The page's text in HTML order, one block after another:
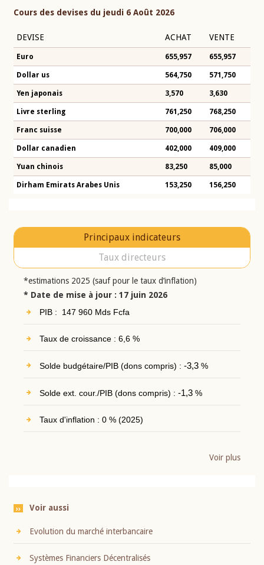
Cours des devises du jeudi 6 Août 2026
DEVISE ACHAT VENTE
Euro 655,957 655,957
Dollar us 564,750 571,750
Yen japonais 3,570 3,630
Livre sterling 761,250 768,250
Franc suisse 700,000 706,000
Dollar canadien 402,000 409,000
Yuan chinois 83,250 85,000
Dirham Emirats Arabes Unis 153,250 156,250
Principaux indicateurs
Taux directeurs
*estimations 2025 (sauf pour le taux d’inflation)
* Date de mise à jour : 17 juin 2026
PIB : 147 960 Mds Fcfa
Taux de croissance : 6,6 %
Solde budgétaire/PIB (dons compris) : -3,3%
Solde ext. cour./PIB (dons compris) : -1,3%
Taux d'inflation : 0 % (2025)
Voir plus
Voir aussi
Evolution du marché interbancaire
Systèmes Financiers Décentralisés